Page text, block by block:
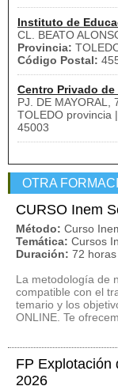
Instituto de
CL. BEATO
Provincia:
Código Postal:
Centro Privado
PJ. DE MAYORAL,
TOLEDO provincia
45003
OTRA
CURSO Inem
Método: Curso
Temática: Cursos
Duración: 72 horas
La metodología de
compatible con el
temario y los
ONLINE. Te
FP Explotación
2026